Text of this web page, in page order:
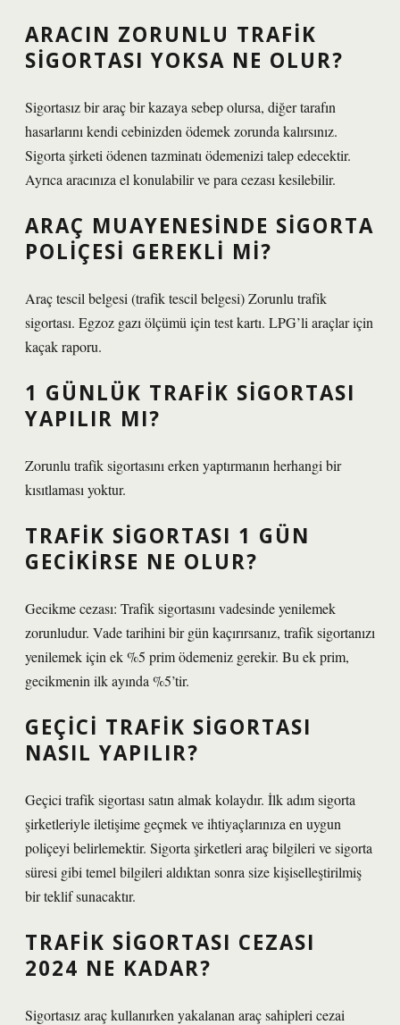
ARACIN ZORUNLU TRAFIK
SIGORTASI YOKSA NE OLUR?
Sigortasız bir araç bir kazaya sebep olursa, diğer tarafın
hasarlarını kendi cebinizden ödemek zorunda kalırsınız.
Sigorta şirketi ödenen tazminatı ödemenizi talep edecektir.
Ayrıca aracınıza el konulabilir ve para cezası kesilebilir.
ARAÇ MUAYENESINDE SIGORTA
POLIÇESI GEREKLI MI?
Araç tescil belgesi (trafik tescil belgesi) Zorunlu trafik
sigortası. Egzoz gazı ölçümü için test kartı. LPG’li araçlar için
kaçak raporu.
1 GÜNLÜK TRAFIK SIGORTASI
YAPILIR MI?
Zorunlu trafik sigortasını erken yaptırmanın herhangi bir
kısıtlaması yoktur.
TRAFIK SIGORTASI 1 GÜN
GECIKIRSE NE OLUR?
Gecikme cezası: Trafik sigortasını vadesinde yenilemek
zorunludur. Vade tarihini bir gün kaçırırsanız, trafik sigortanızı
yenilemek için ek %5 prim ödemeniz gerekir. Bu ek prim,
gecikmenin ilk ayında %5’tir.
GEÇICI TRAFIK SIGORTASI
NASIL YAPILIR?
Geçici trafik sigortası satın almak kolaydır. İlk adım sigorta
şirketleriyle iletişime geçmek ve ihtiyaçlarınıza en uygun
poliçeyi belirlemektir. Sigorta şirketleri araç bilgileri ve sigorta
süresi gibi temel bilgileri aldıktan sonra size kişiselleştirilmiş
bir teklif sunacaktır.
TRAFIK SIGORTASI CEZASI
2024 NE KADAR?
Sigortasız araç kullanırken yakalanan araç sahipleri cezai